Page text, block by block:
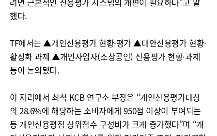
했다.
TF에서는 ▲개인신용평가 현황·평가 ▲대안신용평가 현황·
활성화 과제 ▲개인사업자(소상공인) 신용평가 현황·과제
등이 논의됐다.
이 자리에서 최척 KCB 연구소 부장은 “개인신용평가대상
의 28.6%에 해당하는 소비자에게 950점 이상이 부여되는
등 개인신용평점 상위점수 구성비가 크게 증가했다”며 “개